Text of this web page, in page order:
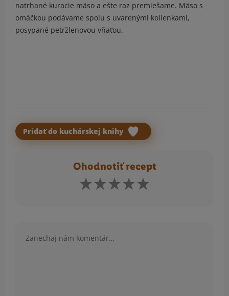
natrhané kuracie mäso a ešte raz premiešame. Mäso s
omáčkou podávame spolu s uvarenými kolienkami,
posypané petržlenovou vňaťou.
Pridať do kuchárskej knihy
Ohodnotiť recept